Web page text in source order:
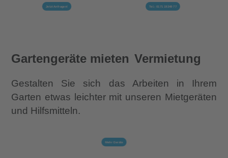
Jetzt Anfragen! Tel.: 0171 19249 77
Gartengeräte mieten Vermietung
Gestalten Sie sich das Arbeiten in Ihrem
Garten etwas leichter mit unseren Mietgeräten
und Hilfsmitteln.
Mehr Geräte